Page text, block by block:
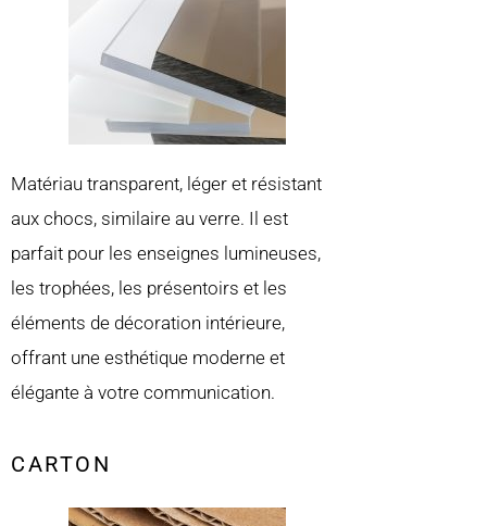
Matériau transparent, léger et résistant
aux chocs, similaire au verre. Il est
parfait pour les enseignes lumineuses,
les trophées, les présentoirs et les
éléments de décoration intérieure,
offrant une esthétique moderne et
élégante à votre communication.
CARTON